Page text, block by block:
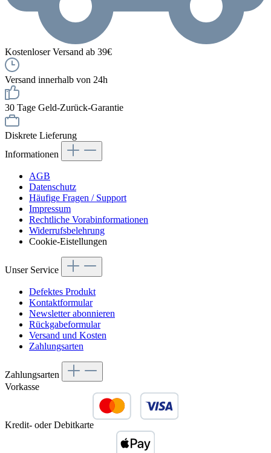
Kostenloser Versand ab 39€
Versand innerhalb von 24h
30 Tage Geld-Zurück-Garantie
Diskrete Lieferung
Informationen
AGB
Datenschutz
Häufige Fragen / Support
Impressum
Rechtliche Vorabinformationen
Widerrufsbelehrung
Cookie-Eistellungen
Unser Service
Defektes Produkt
Kontaktformular
Newsletter abonnieren
Rückgabeformular
Versand und Kosten
Zahlungsarten
Zahlungsarten
Vorkasse
Kredit- oder Debitkarte